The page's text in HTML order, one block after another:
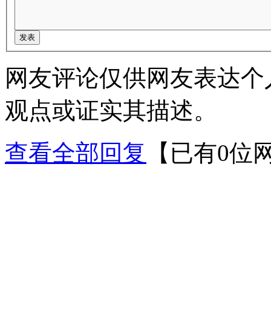
网友评论仅供网友表达
观点或证实其描述。
查看全部回复
【已有0位